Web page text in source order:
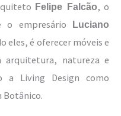
Felipe Falcão, o
o empresário
Luciano
eles, é oferecer móveis e
arquitetura, natureza e
a Living Design como
Botânico.